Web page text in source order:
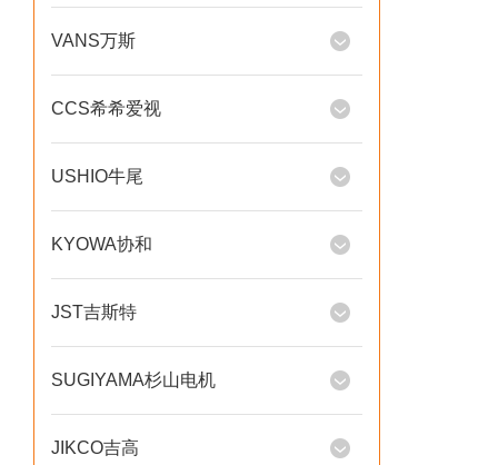
VANS万斯
CCS希希爱视
USHIO牛尾
KYOWA协和
JST吉斯特
SUGIYAMA杉山电机
JIKCO吉高